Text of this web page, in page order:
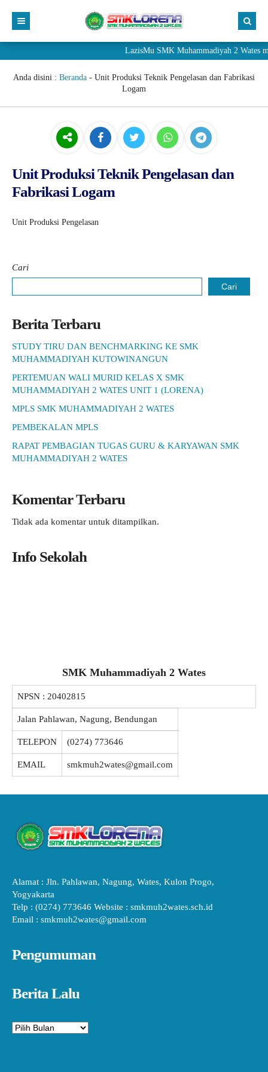
LazisMu SMK Muhammadiyah 2 Wates
Anda disini : Beranda - Unit Produksi Teknik Pengelasan dan Fabrikasi
Logam
Unit Produksi Teknik Pengelasan dan
Fabrikasi Logam
Unit Produksi Pengelasan
Cari
Cari
Berita Terbaru
STUDY TIRU DAN BENCHMARKING KE SMK
MUHAMMADIYAH KUTOWINANGUN
PERTEMUAN WALI MURID KELAS X SMK
MUHAMMADIYAH 2 WATES UNIT 1 (LORENA)
MPLS SMK MUHAMMADIYAH 2 WATES
PEMBEKALAN MPLS
RAPAT PEMBAGIAN TUGAS GURU & KARYAWAN SMK
MUHAMMADIYAH 2 WATES
Komentar Terbaru
Tidak ada komentar untuk ditampilkan.
Info Sekolah
SMK Muhammadiyah 2 Wates
NPSN : 20402815
Jalan Pahlawan, Nagung, Bendungan
TELEPON (0274) 773646
EMAIL smkmuh2wates@gmail.com
Alamat : Jln. Pahlawan, Nagung, Wates, Kulon Progo,
Yogyakarta
Telp : (0274) 773646 Website : smkmuh2wates.sch.id
Email : smkmuh2wates@gmail.com
Pengumuman
Berita Lalu
Arsip